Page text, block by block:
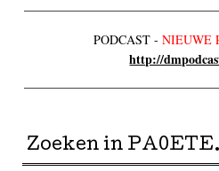
PODCAST -NIEUWE
http://
Zoeken in